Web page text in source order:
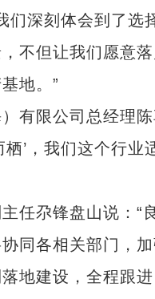
们深刻体会到了
不但让我们愿意
地。”
限公司总经理陈
’，我们这个行
尕锋盘山说：“良
同各相关部门，
地建设，全程跟